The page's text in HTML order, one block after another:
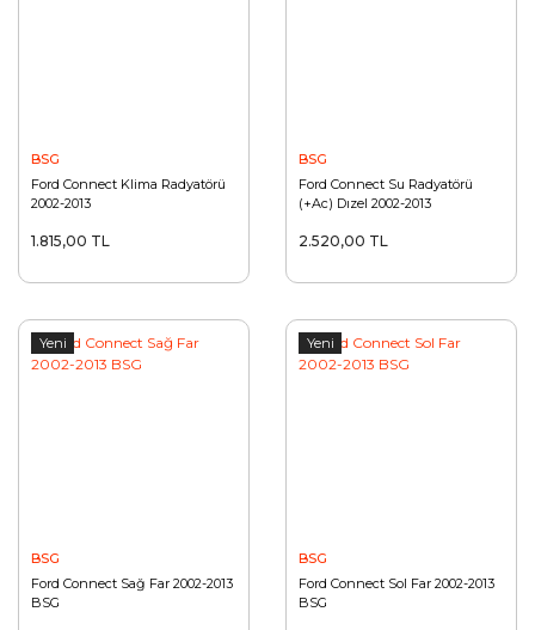
BSG
Ford Connect Klima Radyatörü
2002-2013
1.815,00 TL
BSG
Ford Connect Su Radyatörü
(+Ac) Dızel 2002-2013
2.520,00 TL
Yeni
BSG
Ford Connect Sağ Far 2002-2013
BSG
Yeni
BSG
Ford Connect Sol Far 2002-2013
BSG